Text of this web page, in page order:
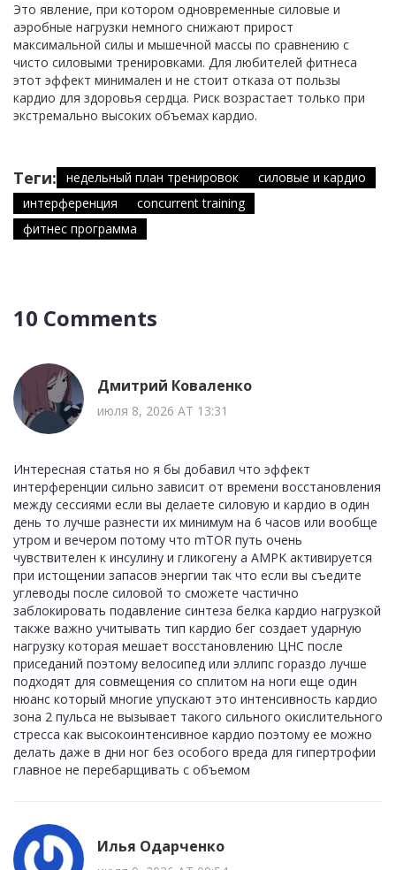
Это явление, при котором одновременные силовые и
аэробные нагрузки немного снижают прирост
максимальной силы и мышечной массы по сравнению с
чисто силовыми тренировками. Для любителей фитнеса
этот эффект минимален и не стоит отказа от пользы
кардио для здоровья сердца. Риск возрастает только при
экстремально высоких объемах кардио.
Теги: недельный план тренировок
силовые и кардио
интерференция
concurrent training
фитнес программа
10 Comments
Дмитрий Коваленко
июля 8, 2026 AT 13:31
Интересная статья но я бы добавил что эффект
интерференции сильно зависит от времени восстановления
между сессиями если вы делаете силовую и кардио в один
день то лучше разнести их минимум на 6 часов или вообще
утром и вечером потому что mTOR путь очень
чувствителен к инсулину и гликогену а AMPK активируется
при истощении запасов энергии так что если вы съедите
углеводы после силовой то сможете частично
заблокировать подавление синтеза белка кардио нагрузкой
также важно учитывать тип кардио бег создает ударную
нагрузку которая мешает восстановлению ЦНС после
приседаний поэтому велосипед или эллипс гораздо лучше
подходят для совмещения со сплитом на ноги еще один
нюанс который многие упускают это интенсивность кардио
зона 2 пульса не вызывает такого сильного окислительного
стресса как высокоинтенсивное кардио поэтому ее можно
делать даже в дни ног без особого вреда для гипертрофии
главное не перебарщивать с объемом
Илья Одарченко